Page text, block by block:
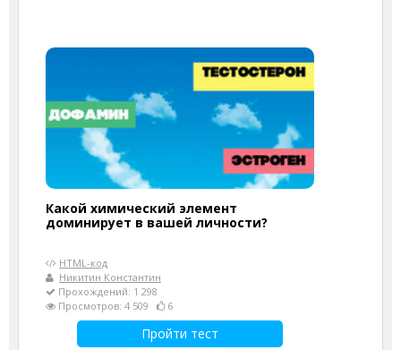
Какой химический элемент
доминирует в вашей личности?
HTML-код
Никитин Константин
Прохождений: 1 298
Просмотров: 4 509
6
Пройти тест